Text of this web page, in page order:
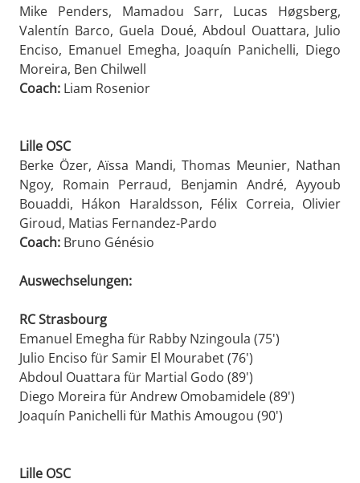
Mike Penders, Mamadou Sarr, Lucas Høgsberg,
Valentín Barco, Guela Doué, Abdoul Ouattara, Julio
Enciso, Emanuel Emegha, Joaquín Panichelli, Diego
Moreira, Ben Chilwell
Coach: Liam Rosenior
Lille OSC
Berke Özer, Aïssa Mandi, Thomas Meunier, Nathan
Ngoy, Romain Perraud, Benjamin André, Ayyoub
Bouaddi, Hákon Haraldsson, Félix Correia, Olivier
Giroud, Matias Fernandez-Pardo
Coach: Bruno Génésio
Auswechselungen:
RC Strasbourg
Emanuel Emegha für Rabby Nzingoula (75')
Julio Enciso für Samir El Mourabet (76')
Abdoul Ouattara für Martial Godo (89')
Diego Moreira für Andrew Omobamidele (89')
Joaquín Panichelli für Mathis Amougou (90')
Lille OSC